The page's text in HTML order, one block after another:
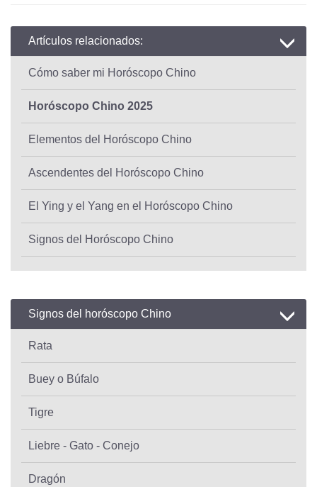
Artículos relacionados:
Cómo saber mi Horóscopo Chino
Horóscopo Chino 2025
Elementos del Horóscopo Chino
Ascendentes del Horóscopo Chino
El Ying y el Yang en el Horóscopo Chino
Signos del Horóscopo Chino
Signos del horóscopo Chino
Rata
Buey o Búfalo
Tigre
Liebre - Gato - Conejo
Dragón